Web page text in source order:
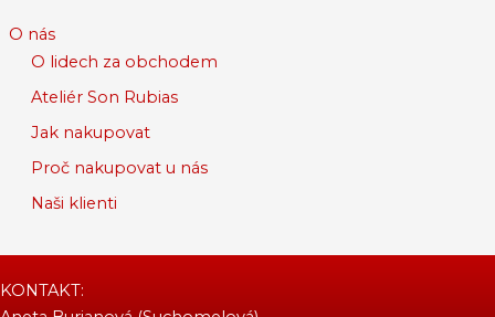
O nás
O lidech za obchodem
Ateliér Son Rubias
Jak nakupovat
Proč nakupovat u nás
Naši klienti
KONTAKT: